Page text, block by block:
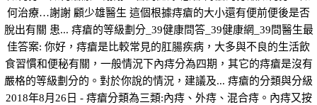
何治療…謝謝 顧少雄醫生 這個根據痔瘡的大小還有便前便後是否
脫出有關 患... 痔瘡的等級劃分_39健康問答_39健康網_39問醫生最
佳答案: 你好，痔瘡是比較常見的肛腸疾病，大多與不良的生活飲
食習慣和便秘有關，一般情況下內痔分為四期，其它的痔瘡是沒有
嚴格的等級劃分的。對於你說的情況，建議及... 痔瘡的分類與分級
2018年8月26日 - 痔瘡分類為三類:內痔、外痔、混合痔。內痔又按